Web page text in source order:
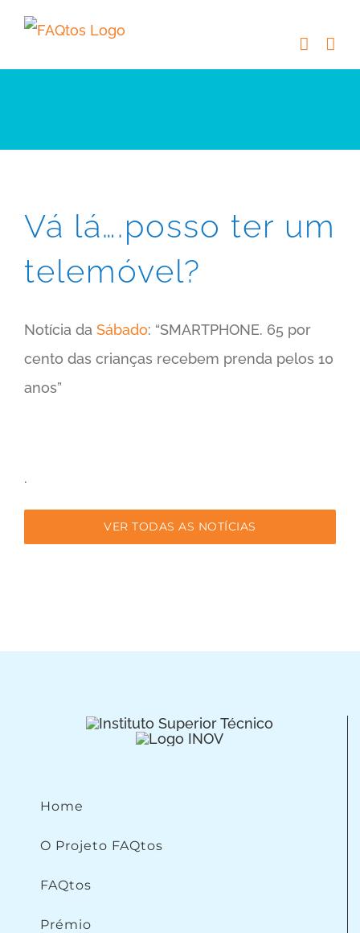
Skip
content
Vá lá….posso ter um
telemóvel?
Notícia da Sábado: “SMARTPHONE. 65 por
cento das crianças recebem prenda pelos 10
anos”
.
VER TODAS AS NOTÍCIAS
Home
O Projeto FAQtos
FAQtos
Prémio